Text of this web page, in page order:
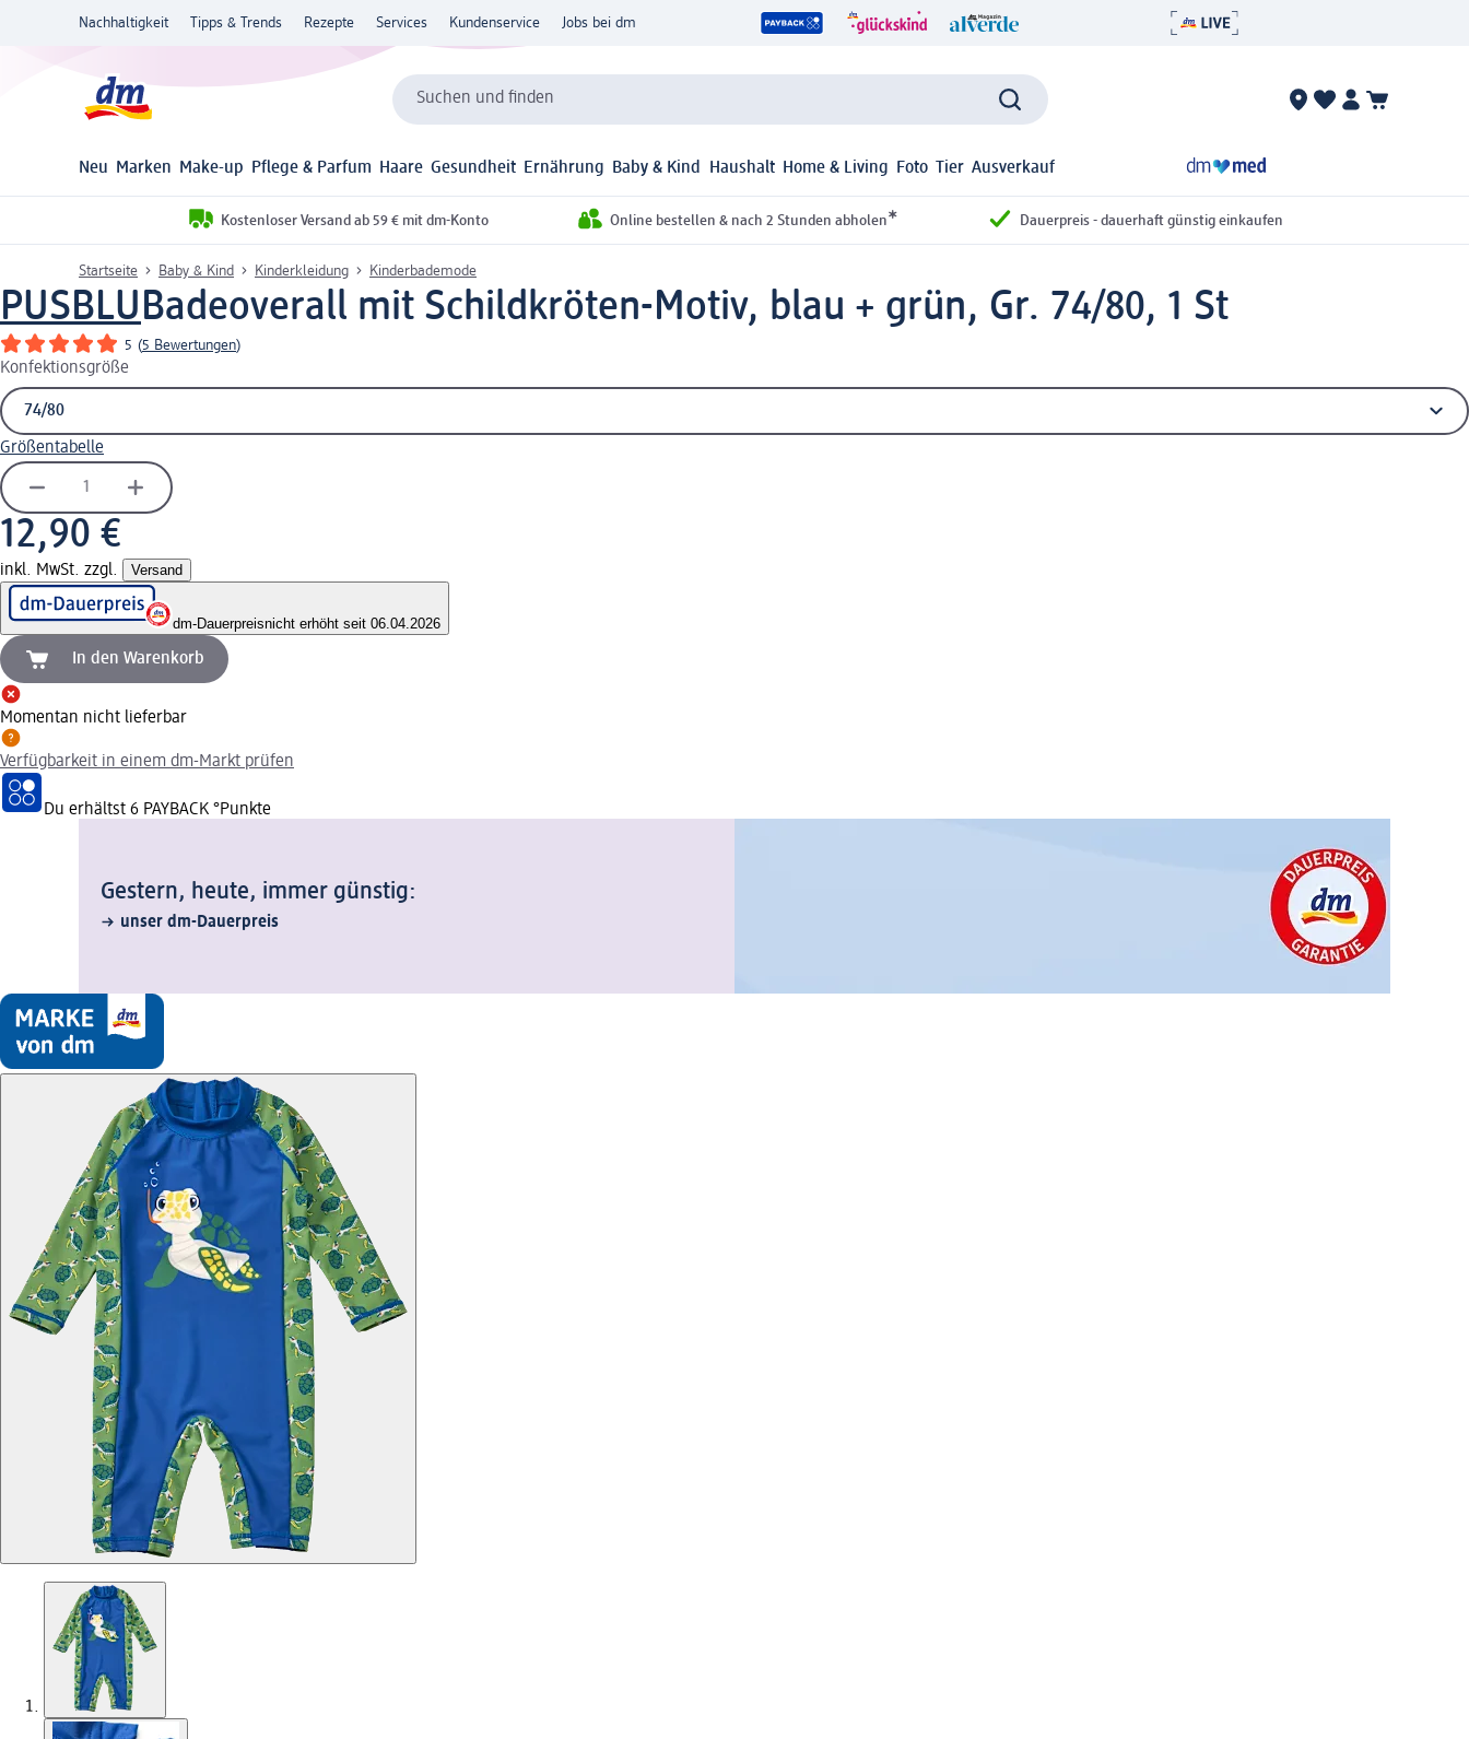
Nachhaltigkeit Tipps & Trends Rezepte Services Kundenservice Jobs bei dm
Suchen und finden
Neu Marken Make-up Pflege & Parfum Haare Gesundheit Ernährung Baby & Kind Haushalt Home & Living Foto Tier Ausverkauf
Kostenloser Versand ab 59 € mit dm-Konto Online bestellen & nach 2 Stunden abholen* Dauerpreis - dauerhaft günstig einkaufen
Startseite Baby & Kind Kinderkleidung Kinderbademode
PUSBLUBadeoverall mit Schildkröten-Motiv, blau + grün, Gr. 74/80, 1 St
5 (5 Bewertungen)
Konfektionsgröße
Größentabelle
12,90 €
inkl. MwSt. zzgl. Versand
dm-Dauerpreisnicht erhöht seit 06.04.2026
In den Warenkorb
Momentan nicht lieferbar
Verfügbarkeit in einem dm-Markt prüfen
Du erhältst 6 PAYBACK °Punkte
Gestern, heute, immer günstig:
unser dm-Dauerpreis